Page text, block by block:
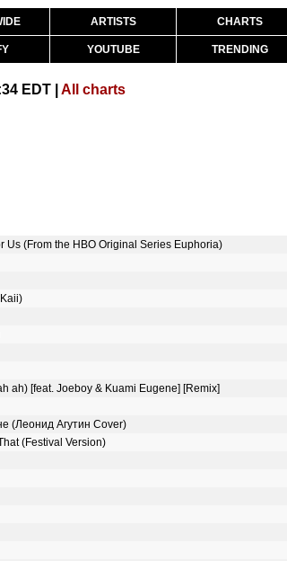
ARTISTS CHARTS
YOUTUBE TRENDING
EDT | All charts
Us (From the HBO Original Series Euphoria)
ah) [feat. Joeboy & Kuami Eugene] [Remix]
(Леонид Агутин Cover)
(Festival Version)